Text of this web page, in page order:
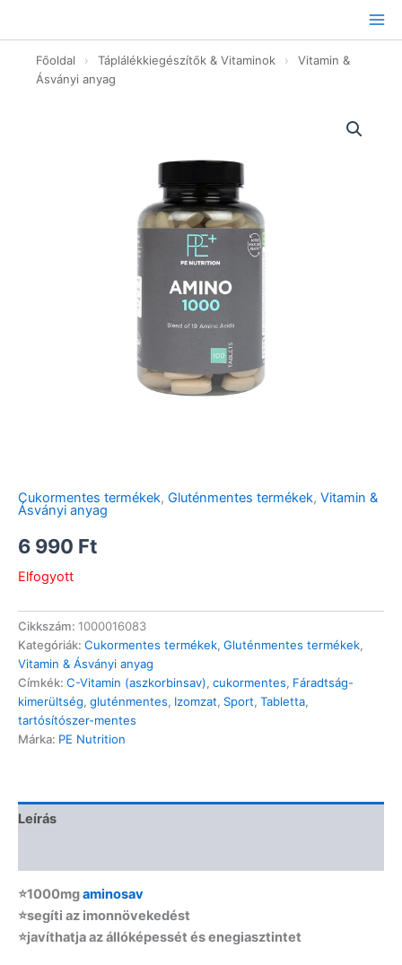
tartalomhoz
Főoldal › Táplálékkiegészítők & Vitaminok ›
Vitamin &
Ásványi anyag
Cukormentes termékek, Gluténmentes termékek, Vitamin &
Ásványi anyag
6 990 Ft
Elfogyott
Cikkszám: 1000016083
Kategóriák: Cukormentes termékek, Gluténmentes termékek,
Vitamin & Ásványi anyag
Címkék: C-Vitamin (aszkorbinsav), cukormentes, Fáradtság-
kimerültség, gluténmentes, Izomzat, Sport, Tabletta,
tartósítószer-mentes
Márka: PE Nutrition
Leírás
⭐1000mgaminosav
⭐segíti az imonnövekedést
⭐javíthatja az állóképessét és enegiasztintet